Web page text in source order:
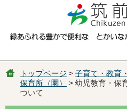
コンテンツに
トップページ >子育て・教育
保育所（園）
> 幼児教育・保
ついて